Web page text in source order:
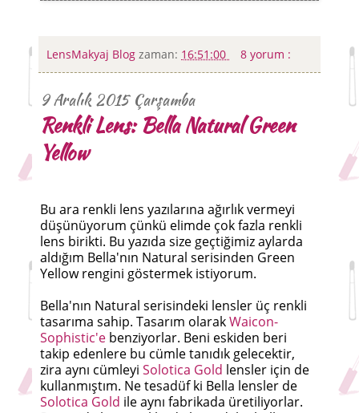
LensMakyaj Blog zaman: 16:51:00 8 yorum :
9 Aralık 2015 Çarşamba
Renkli Lens: Bella Natural Green
Yellow
Bu ara renkli lens yazılarına ağırlık vermeyi
düşünüyorum çünkü elimde çok fazla renkli
lens birikti. Bu yazıda size geçtiğimiz aylarda
aldığım Bella'nın Natural serisinden Green
Yellow rengini göstermek istiyorum.
Bella'nın Natural serisindeki lensler üç renkli
tasarıma sahip. Tasarım olarakWaicon-
Sophistic'e benziyorlar. Beni eskiden beri
takip edenlere bu cümle tanıdık gelecektir,
zira aynı cümleyi Solotica Gold lensler için de
kullanmıştım. Ne tesadüf ki Bella lensler de
Solotica Gold ile aynı fabrikada üretiliyorlar.